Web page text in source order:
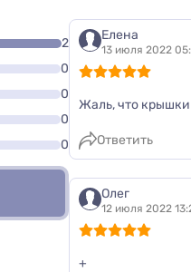
2
0
0
0
0
Оценить товар
Елена
13 июля 2022
Жаль, что крышки
Ответить
Олег
12 июля 2022
+